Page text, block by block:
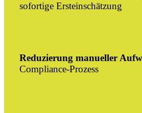
sofortige Ersteinschätzung
Reduzierung manueller
Compliance-Prozess